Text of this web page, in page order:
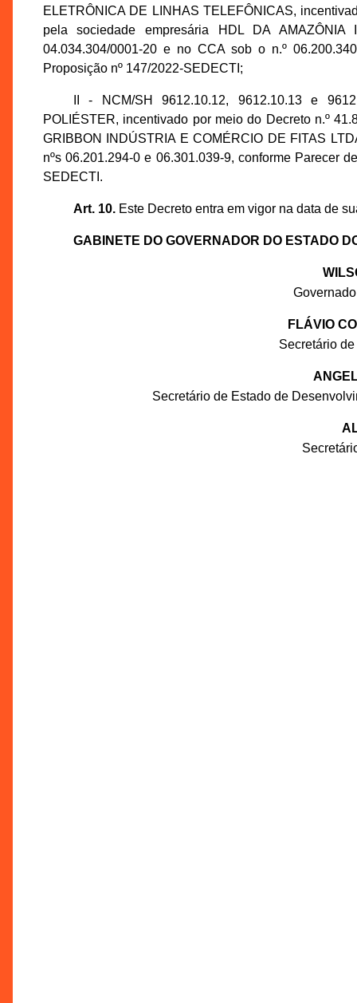
ELETRÔNICA DE LINHAS TELEFÔNICAS,
pela sociedade empresária HDL DA
04.034.304/0001-20 e no CCA sob o n.º
Proposição nº 147/2022-SEDECTI;
II - NCM/SH 9612.10.12, 9612.10.13 e
POLIÉSTER, incentivado por meio do Decreto n.º
GRIBBON INDÚSTRIA E COMÉRCIO DE FITAS
nºs 06.201.294-0 e 06.301.039-9, conforme Parecer
SEDECTI.
Art. 10.Este Decreto entra em vigor na data de
GABINETE DO GOVERNADOR DO ESTADO
FLÁVIO
Secretário
Secretário de Estado de